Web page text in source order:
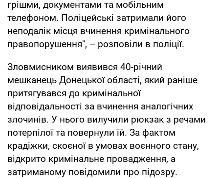
грішми, документами та мобільним
телефоном. Поліцейські затримали його
неподалік місця вчинення кримінального
правопорушення", – розповіли в поліції.
Зловмисником виявився 40-річний
мешканець Донецької області, який раніше
притягувався до кримінальної
відповідальності за вчинення аналогічних
злочинів. У нього вилучили рюкзак з речами
потерпілої та повернули їй. За фактом
крадіжки, скоєної в умовах воєнного стану,
відкрито кримінальне провадження, а
затриманому повідомили про підозру.